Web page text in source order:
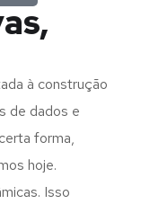
à construção
de dados e
forma,
hoje.
Isso